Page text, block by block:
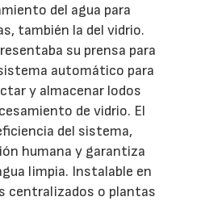
del agua para
también la del vidrio.
su prensa para
automático para
y almacenar lodos
de vidrio. El
del sistema,
humana y garantiza
limpia. Instalable en
centralizados o plantas